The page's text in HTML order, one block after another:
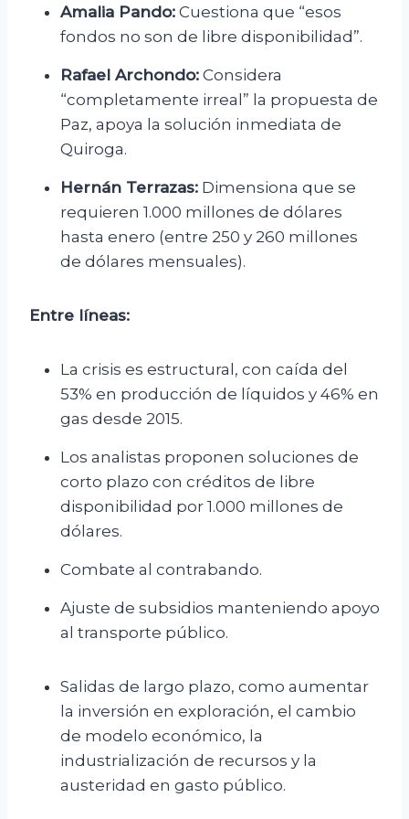
Amalia Pando: Cuestiona que “esos
fondos no son de libre disponibilidad”.
Rafael Archondo: Considera
“completamente irreal” la propuesta de
Paz, apoya la solución inmediata de
Quiroga.
Hernán Terrazas: Dimensiona que se
requieren 1.000 millones de dólares
hasta enero (entre 250 y 260 millones
de dólares mensuales).
Entre líneas:
La crisis es estructural, con caída del
53% en producción de líquidos y 46% en
gas desde 2015.
Los analistas proponen soluciones de
corto plazo con créditos de libre
disponibilidad por 1.000 millones de
dólares.
Combate al contrabando.
Ajuste de subsidios manteniendo apoyo
al transporte público.
Salidas de largo plazo, como aumentar
la inversión en exploración, el cambio
de modelo económico, la
industrialización de recursos y la
austeridad en gasto público.